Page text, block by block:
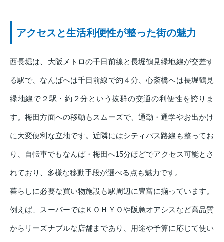
アクセスと生活利便性が整った街の魅力
西長堀は、大阪メトロの千日前線と長堀鶴見緑地線が交差す
る駅で、なんばへは千日前線で約４分、心斎橋へは長堀鶴見
緑地線で２駅・約２分という抜群の交通の利便性を誇りま
す。梅田方面への移動もスムーズで、通勤・通学やお出かけ
に大変便利な立地です。近隣にはシティバス路線も整ってお
り、自転車でもなんば・梅田へ15分ほどでアクセス可能とさ
れており、多様な移動手段が選べる点も魅力です。
暮らしに必要な買い物施設も駅周辺に豊富に揃っています。
例えば、スーパーではＫＯＨＹＯや阪急オアシスなど高品質
からリーズナブルな店舗まであり、用途や予算に応じて使い